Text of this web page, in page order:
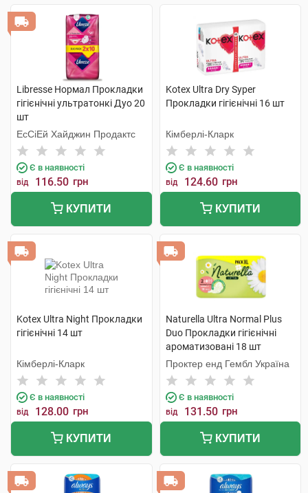
Libresse Нормал Прокладки
гігієнічні ультратонкі Дуо 20
шт
ЕсСіЕй Хайджин Продактс
Є в наявності
від 116.50 грн
КУПИТИ
Kotex Ultra Dry Syper
Прокладки гігієнічні 16 шт
Кімберлі-Кларк
Є в наявності
від 124.60 грн
КУПИТИ
Kotex Ultra Night Прокладки
гігієнічні 14 шт
Кімберлі-Кларк
Є в наявності
від 128.00 грн
КУПИТИ
Naturella Ultra Normal Plus
Duo Прокладки гігієнічні
ароматизовані 18 шт
Проктер енд Гембл Україна
Є в наявності
від 131.50 грн
КУПИТИ